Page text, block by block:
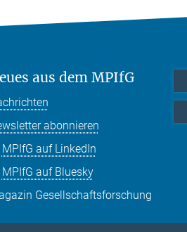
aus dem MPIfG
abonnieren
MPIfG auf LinkedIn
MPIfG auf Bluesky
Gesellschaftsforschung